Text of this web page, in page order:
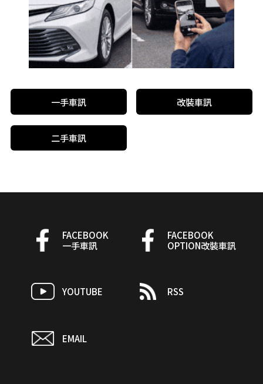
一手車訊 改裝車訊
二手車訊
FACEBOOK
一手車訊
FACEBOOK
OPTION改裝車訊
YOUTUBE RSS
EMAIL